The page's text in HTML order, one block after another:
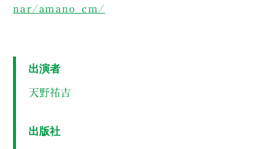
nar/amano_cm/
出演者
天野祐吉
出版社